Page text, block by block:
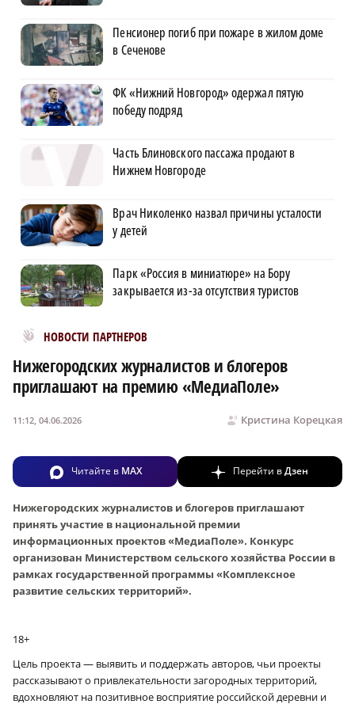
Пенсионер погиб при пожаре в жилом доме
в Сеченове
ФК «Нижний Новгород» одержал пятую
победу подряд
Часть Блиновского пассажа продают в
Нижнем Новгороде
Врач Николенко назвал причины усталости
у детей
Парк «Россия в миниатюре» на Бору
закрывается из-за отсутствия туристов
НОВОСТИ ПАРТНЕРОВ
Новости МирТесен
Нижегородских журналистов и блогеров
приглашают на премию «МедиаПоле»
Кристина Корецкая
11:12, 04.06.2026
Читайте в MAX Перейти вДзен
Нижегородских журналистов и блогеров приглашают
принять участие в национальной премии
информационных проектов «МедиаПоле». Конкурс
организован Министерством сельского хозяйства России в
рамках государственной программы «Комплексное
развитие сельских территорий».
18+
Цель проекта — выявить и поддержать авторов, чьи проекты
рассказывают о привлекательности загородных территорий,
вдохновляют на позитивное восприятие российской деревни и